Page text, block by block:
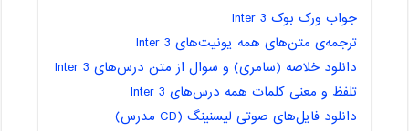
جواب ورک بوک Inter 3
ترجمه‌ی متن‌های همه یونیت‌های Inter 3
دانلود خلاصه (سامری) و سوال از متن درس‌های Inter 3
تلفظ و معنی کلمات همه درس‌های Inter 3
دانلود فایل‌های صوتی لیسنینگ (CD مدرس)